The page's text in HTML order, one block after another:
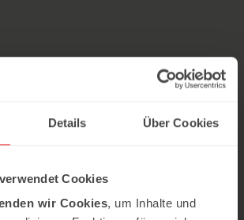
Details Über Cookies
Cookies
wir Cookies, um Inhalte und